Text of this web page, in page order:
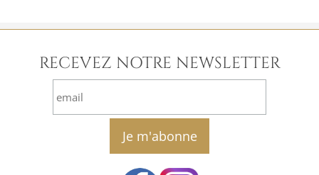
RECEVEZ NOTRE NEWSLETTER
email